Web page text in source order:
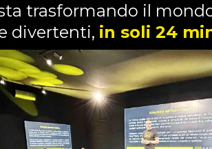
trasformando il
divertenti, in soli 24